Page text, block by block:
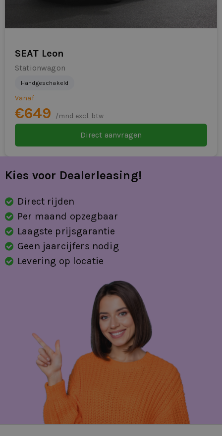
parkeersensor voor
passagiersairbag
radio
RDW-leges
ruitensproeiers verwarmbaar
schakelmogelijkheid aan stuurwiel
sfeerverlichting
stuurbekrachtiging
stuurwiel multifunctioneel
stuurwiel verwarmd
Travel-pakket
verkeersbord detectie
vermoeidheids herkenning
verwarmde voorruit
SEAT Leon
Stationwagon
Handgeschakeld
Vanaf
€649 /mnd excl. btw
Direct aanvragen
Kies voor Dealerleasing!
Direct rijden
Per maand opzegbaar
Laagste prijsgarantie
Geen jaarcijfers nodig
Levering op locatie